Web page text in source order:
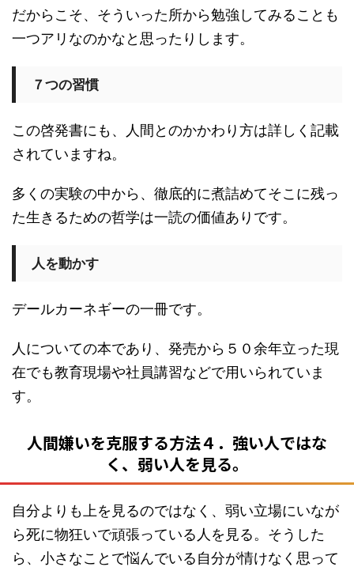
だからこそ、そういった所から勉強してみることも
一つアリなのかなと思ったりします。
７つの習慣
この啓発書にも、人間とのかかわり方は詳しく記載
されていますね。
多くの実験の中から、徹底的に煮詰めてそこに残っ
た生きるための哲学は一読の価値ありです。
人を動かす
デールカーネギーの一冊です。
人についての本であり、発売から５０余年立った現
在でも教育現場や社員講習などで用いられていま
す。
人間嫌いを克服する方法４．強い人ではな
く、弱い人を見る。
自分よりも上を見るのではなく、弱い立場にいなが
ら死に物狂いで頑張っている人を見る。そうした
ら、小さなことで悩んでいる自分が情けなく思って